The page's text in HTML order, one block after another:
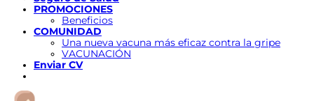
PROMOCIONES
Beneficios
COMUNIDAD
Una nueva vacuna más eficaz contra la gripe
VACUNACIÓN
Enviar CV